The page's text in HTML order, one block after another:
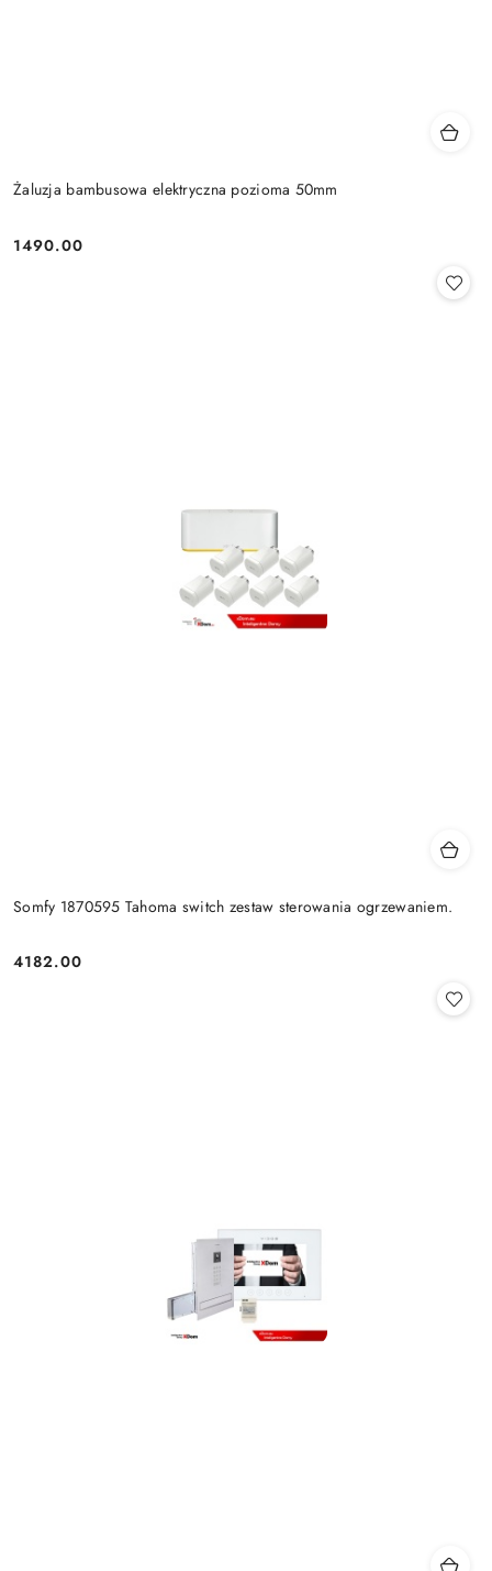
Żaluzja bambusowa elektryczna pozioma 50mm
Cena:
1490.00
Somfy 1870595 Tahoma switch zestaw sterowania ogrzewaniem.
Cena:
4182.00